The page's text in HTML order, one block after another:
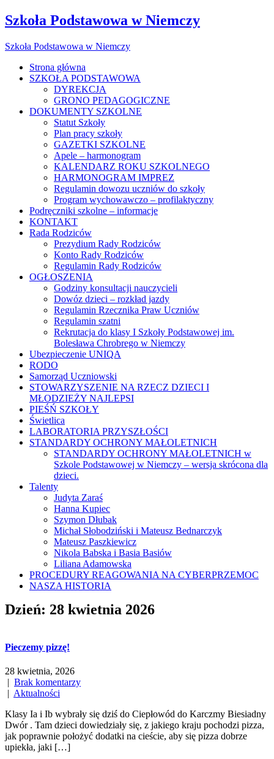
Szkoła Podstawowa w Niemczy
Szkoła Podstawowa w Niemczy
Strona główna
SZKOŁA PODSTAWOWA
DYREKCJA
GRONO PEDAGOGICZNE
DOKUMENTY SZKOLNE
Statut Szkoły
Plan pracy szkoły
GAZETKI SZKOLNE
Apele – harmonogram
KALENDARZ ROKU SZKOLNEGO
HARMONOGRAM IMPREZ
Regulamin dowozu uczniów do szkoły
Program wychowawczo – profilaktyczny
Podręczniki szkolne – informacje
KONTAKT
Rada Rodziców
Prezydium Rady Rodziców
Konto Rady Rodziców
Regulamin Rady Rodziców
OGŁOSZENIA
Godziny konsultacji nauczycieli
Dowóz dzieci – rozkład jazdy
Regulamin Rzecznika Praw Uczniów
Regulamin szatni
Rekrutacja do klasy I Szkoły Podstawowej im.
Bolesława Chrobrego w Niemczy
Ubezpieczenie UNIQA
RODO
Samorząd Uczniowski
STOWARZYSZENIE NA RZECZ DZIECI I
MŁODZIEŻY NAJLEPSI
PIEŚŃ SZKOŁY
Świetlica
LABORATORIA PRZYSZŁOŚCI
STANDARDY OCHRONY MAŁOLETNICH
STANDARDY OCHRONY MAŁOLETNICH w
Szkole Podstawowej w Niemczy – wersja skrócona dla
dzieci.
Talenty
Judyta Zaraś
Hanna Kupiec
Szymon Dłubak
Michał Słobodziński i Mateusz Bednarczyk
Mateusz Paszkiewicz
Nikola Babska i Basia Basiów
Liliana Adamowska
PROCEDURY REAGOWANIA NA CYBERPRZEMOC
NASZA HISTORIA
Dzień: 28 kwietnia 2026
Pieczemy pizzę!
28 kwietnia, 2026
| Brak komentarzy
| Aktualności
Klasy Ia i Ib wybrały się dziś do Ciepłowód do Karczmy Biesiadny
Dwór . Tam dzieci dowiedziały się, z jakiego kraju pochodzi pizza,
jak poprawnie położyć dodatki na cieście, aby się pizza dobrze
upiekła, jaki […]